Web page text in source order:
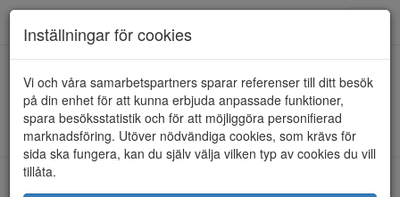
HEM BJÖRN BORG
Kunde inte hitta några artiklar...
Inställningar för cookies
Vi och våra samarbetspartners sparar referenser till ditt besök
på din enhet för att kunna erbjuda anpassade funktioner,
spara besöksstatistik och för att möjliggöra personifierad
marknadsföring. Utöver nödvändiga cookies, som krävs för
sida ska fungera, kan du själv välja vilken typ av cookies du vill
tillåta.